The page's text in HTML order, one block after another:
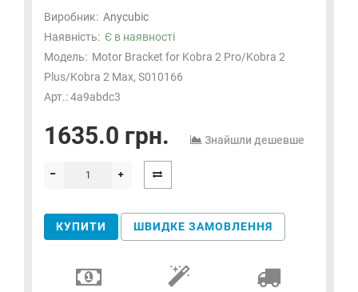
Виробник: Anycubic
Наявність: Є в наявності
Модель: Motor Bracket for Kobra 2 Pro/Kobra 2
Plus/Kobra 2 Max, S010166
Арт.: 4a9abdc3
1635.0 грн. Знайшли дешевше
КУПИТИ ШВИДКЕ ЗАМОВЛЕННЯ